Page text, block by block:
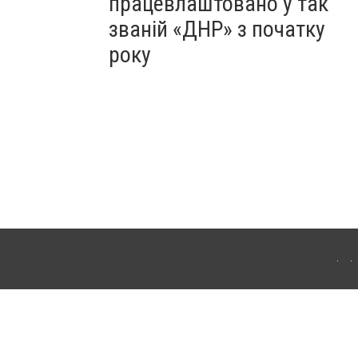
званій «ДНР» з початку
року